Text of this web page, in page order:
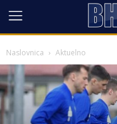
Naslovnica Aktuelno